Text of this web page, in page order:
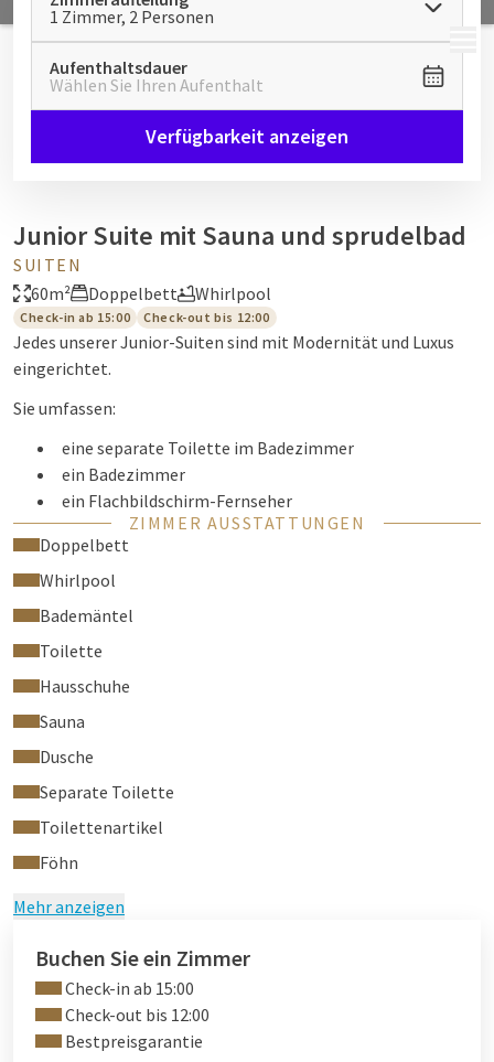
MENÜ
1 Zimmer, 2 Personen
Aufenthaltsdauer
Wählen Sie Ihren Aufenthalt
Verfügbarkeit anzeigen
Junior Suite mit Sauna und sprudelbad
SUITEN
60m²
Doppelbett Whirlpool
Check-in ab 15:00 Check-out bis 12:00
Jedes unserer Junior-Suiten sind mit Modernität und Luxus
eingerichtet.
Sie umfassen:
eine separate Toilette im Badezimmer
ein Badezimmer
ein Flachbildschirm-Fernseher
Telefon
kostenloses WiFi-Netzwerk
Komfort Bettwäsche
ein Schreibtisch
Handtücher
eine von 07,00- bis 23.00h Zimmerservice-Karte
ein Sauna
Klimaanlage
Sie haben auch Bademäntel und Hausschuhe zur Verfügung
gestellt.
ZIMMER AUSSTATTUNGEN
Doppelbett
Whirlpool
Bademäntel
Toilette
Hausschuhe
Sauna
Dusche
Separate Toilette
Toilettenartikel
Föhn
Mehr anzeigen
Buchen Sie ein Zimmer
Check-in ab 15:00
Check-out bis 12:00
Bestpreisgarantie